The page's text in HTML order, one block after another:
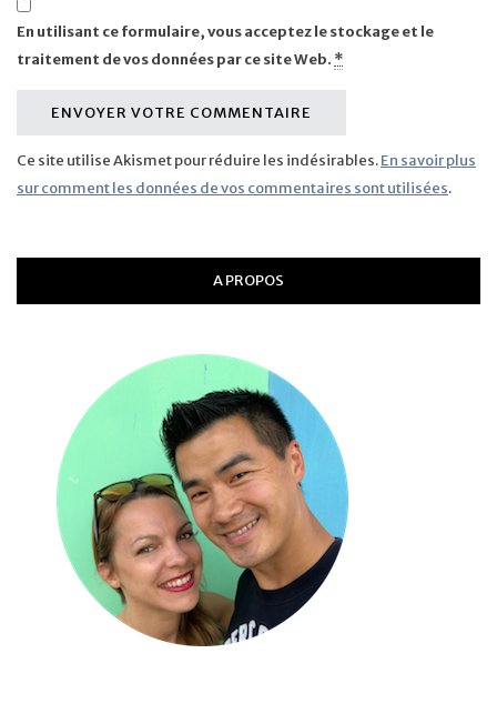
En utilisant ce formulaire, vous acceptez le stockage et le
traitement de vos données par ce site Web. *
Ce site utilise Akismet pour réduire les indésirables.En savoir plus
sur comment les données de vos commentaires sont utilisées.
A PROPOS